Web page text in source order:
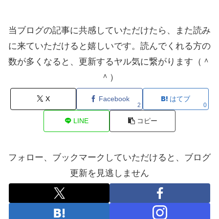
当ブログの記事に共感していただけたら、また読み
に来ていただけると嬉しいです。読んでくれる方の
数が多くなると、更新するヤル気に繋がります（＾
＾）
X Facebook
2
はてブ
0
LINE コピー
フォロー、ブックマークしていただけると、ブログ
更新を見逃しません